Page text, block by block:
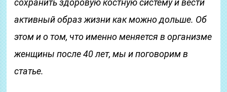
сохранить здоровую костную систему и вести
активный образ жизни как можно дольше. Об
этом и о том, что именно меняется в организме
женщины после 40 лет, мы и поговорим в
статье.